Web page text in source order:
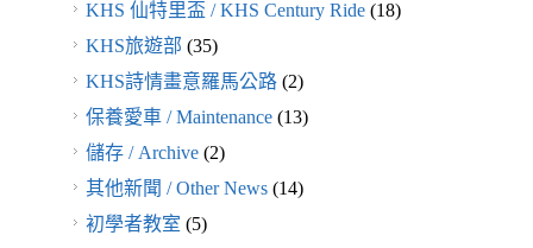
KHS 仙特里盃 / KHS Century Ride(18)
KHS旅遊部 (35)
KHS詩情畫意羅馬公路(2)
保養愛車 / Maintenance(13)
儲存 / Archive(2)
其他新聞 / Other News(14)
初學者教室 (5)